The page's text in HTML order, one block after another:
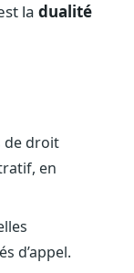
la dualité
de droit
en
d’appel.